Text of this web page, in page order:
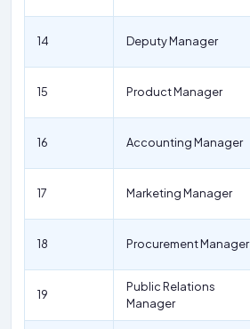
14 Deputy Manager
15 Product Manager
16 Accounting Manager
17 Marketing Manager
18 Procurement Manager
19
Public Relations
Manager